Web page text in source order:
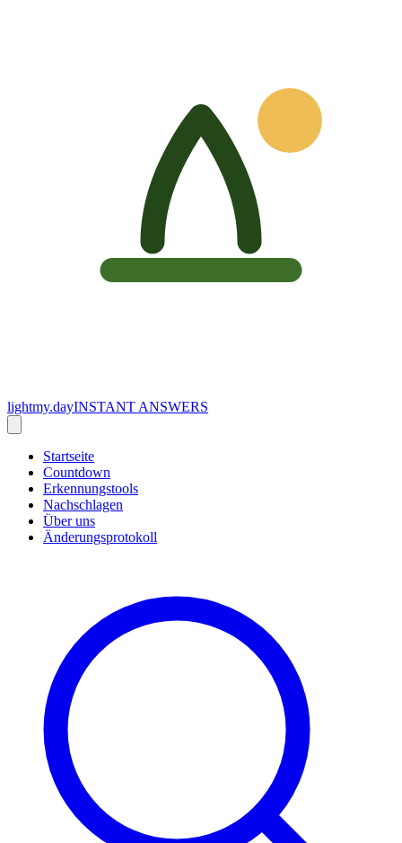
lightmy.dayINSTANT ANSWERS
Startseite
Countdown
Erkennungstools
Nachschlagen
Über uns
Änderungsprotokoll